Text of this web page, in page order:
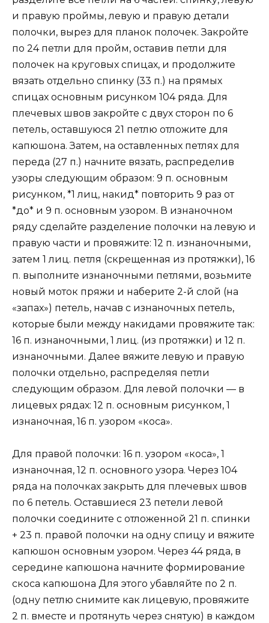
и правую проймы, левую и правую детали
полочки, вырез для планок полочек. Закройте
по 24 петли для пройм, оставив петли для
полочек на круговых спицах, и продолжите
вязать отдельно спинку (33 п.) на прямых
спицах основным рисунком 104 ряда. Для
плечевых швов закройте с двух сторон по 6
петель, оставшуюся 21 петлю отложите для
капюшона. Затем, на оставленных петлях для
переда (27 п.) начните вязать, распределив
узоры следующим образом: 9 п. основным
рисунком, *1 лиц, накид* повторить 9 раз от
*до* и 9 п. основным узором. В изнаночном
ряду сделайте разделение полочки на левую и
правую части и провяжите: 12 п. изнаночными,
затем 1 лиц. петля (скрещенная из протяжки), 16
п. выполните изнаночными петлями, возьмите
новый моток пряжи и наберите 2-й слой (на
«запах») петель, начав с изнаночных петель,
которые были между накидами провяжите так:
16 п. изнаночными, 1 лиц. (из протяжки) и 12 п.
изнаночными. Далее вяжите левую и правую
полочки отдельно, распределяя петли
следующим образом. Для левой полочки — в
лицевых рядах: 12 п. основным рисунком, 1
изнаночная, 16 п. узором «коса».
Для правой полочки: 16 п. узором «коса», 1
изнаночная, 12 п. основного узора. Через 104
ряда на полочках закрыть для плечевых швов
по 6 петель. Оставшиеся 23 петели левой
полочки соедините с отложенной 21 п. спинки
+ 23 п. правой полочки на одну спицу и вяжите
капюшон основным узором. Через 44 ряда, в
середине капюшона начните формирование
скоса капюшона Для этого убавляйте по 2 п.
(одну петлю снимите как лицевую, провяжите
2 п. вместе и протянуть через снятую) в каждом